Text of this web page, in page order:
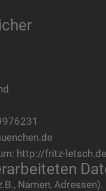
http://fritz-letsch.de
Namen, Adressen).